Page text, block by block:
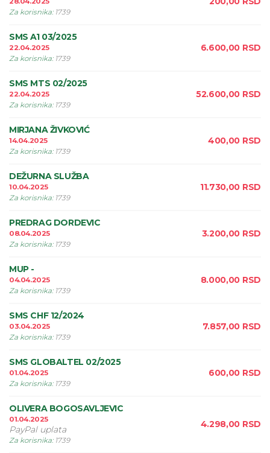
Za korisnika: 1739
SMS A1 03/2025
22.04.2025
Za korisnika: 1739
6.600,00 RSD
SMS MTS 02/2025
22.04.2025
Za korisnika: 1739
52.600,00 RSD
MIRJANA ŽIVKOVIĆ
14.04.2025
Za korisnika: 1739
400,00 RSD
DEŽURNA SLUŽBA
10.04.2025
Za korisnika: 1739
11.730,00 RSD
PREDRAG DORDEVIC
08.04.2025
Za korisnika: 1739
3.200,00 RSD
MUP -
04.04.2025
Za korisnika: 1739
8.000,00 RSD
SMS CHF 12/2024
03.04.2025
Za korisnika: 1739
7.857,00 RSD
SMS GLOBALTEL 02/2025
01.04.2025
Za korisnika: 1739
600,00 RSD
OLIVERA BOGOSAVLJEVIC
01.04.2025
PayPal uplata
Za korisnika: 1739
4.298,00 RSD